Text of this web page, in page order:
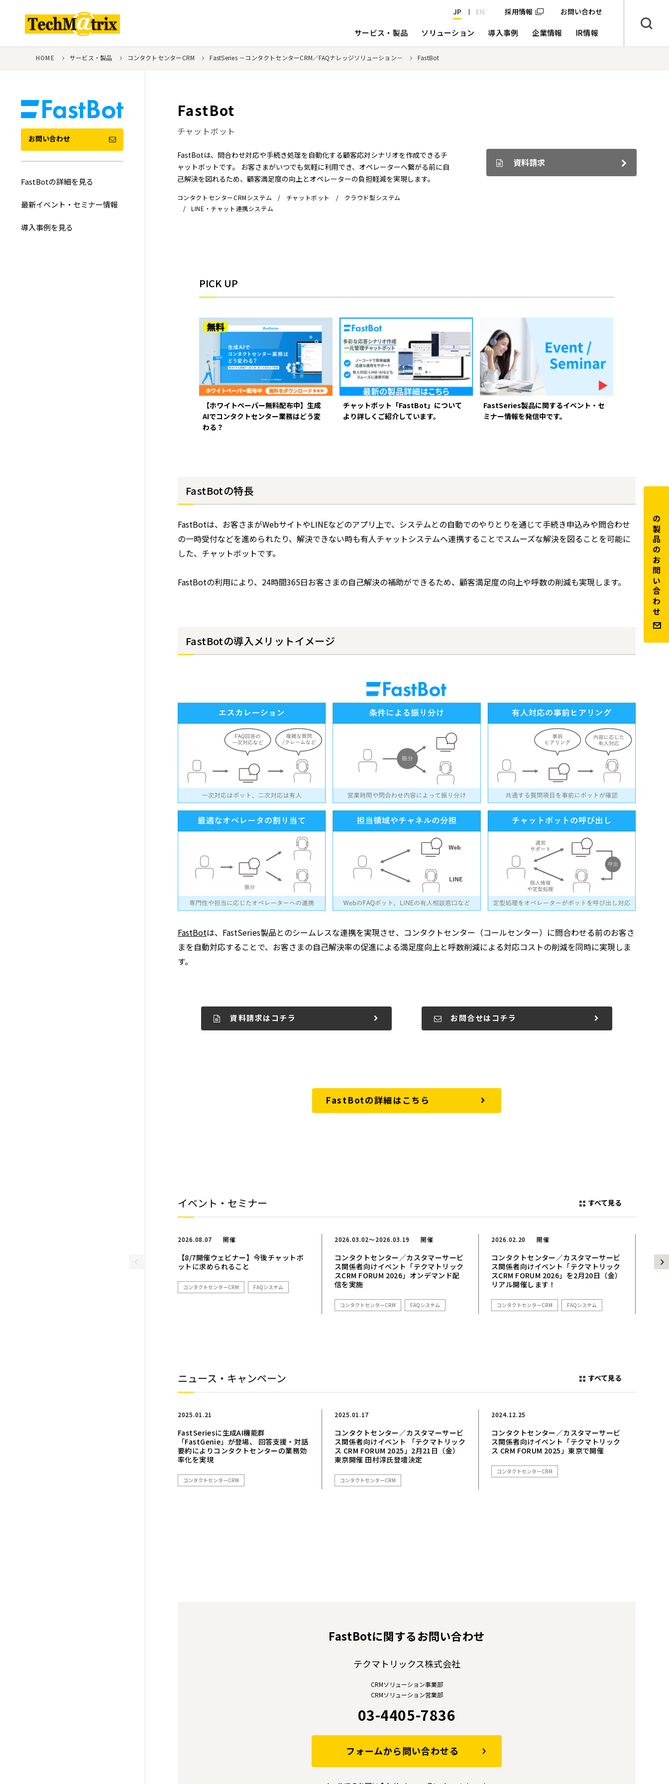
お問い合わせ
JP EN 採用情報
サービス・製品 ソリューション 導入事例 企業情報 IR情報
HOME サービス・製品 コンタクトセンターCRM FastSeries －コンタクトセンターCRM／FAQナレッジソリューション－ FastBot
お問い合わせ
FastBotの詳細を見る
最新イベント・セミナー情報
導入事例を見る
FastBot
チャットボット
FastBotは、問合わせ対応や手続き処理を自動化する顧客応対シナリオを作成できるチ
ャットボットです。 お客さまがいつでも気軽に利用でき、オペレーターへ繋がる前に自
己解決を図れるため、顧客満足度の向上とオペレーターの負担軽減を実現します。
コンタクトセンターCRMシステム チャットボット
クラウド型システム
LINE・チャット連携システム
この製品のお問い合わせ
資料請求
PICK UP
【ホワイトペーパー無料配布中】生成
AIでコンタクトセンター業務はどう変
わる？
チャットボット「FastBot」について
より詳しくご紹介しています。
FastSeries製品に関するイベント・セ
ミナー情報を発信中です。
FastBotの特長
FastBotは、お客さまがWebサイトやLINEなどのアプリ上で、システムとの自動でのやりとりを通じて手続き申込みや問合わせ
の一時受付などを進められたり、解決できない時も有人チャットシステムへ連携することでスムーズな解決を図ることを可能に
した、チャットボットです。
FastBotの利用により、24時間365日お客さまの自己解決の補助ができるため、顧客満足度の向上や呼数の削減も実現します。
FastBotの導入メリットイメージ
FastBotは、FastSeries製品とのシームレスな連携を実現させ、コンタクトセンター（コールセンター）に問合わせる前のお客さ
まを自動対応することで、お客さまの自己解決率の促進による満足度向上と呼数削減による対応コストの削減を同時に実現しま
す。
資料請求はコチラ お問合せはコチラ
FastBotの詳細はこちら
イベント・セミナー
2026.08.07 開催
【8/7開催ウェビナー】今後チャットボ
ットに求められること
コンタクトセンターCRM FAQシステム
2026.03.02～2026.03.19 開催
コンタクトセンター／カスタマーサービ
ス関係者向けイベント「テクマトリック
スCRM FORUM 2026」オンデマンド配
信を実施
コンタクトセンターCRM FAQシステム
2026.02.20 開催
コンタクトセンター／カスタマーサービ
ス関係者向けイベント「テクマトリック
スCRM FORUM 2026」を2月20日（金）
リアル開催します！
コンタクトセンターCRM FAQシステム
【5/
ー/
すべて見る
ニュース・キャンペーン
2025.01.21
FastSeriesに生成AI機能群
「FastGenie」が登場、 回答支援・対話
要約によりコンタクトセンターの業務効
率化を実現
コンタクトセンターCRM
2025.01.17
コンタクトセンター／カスタマーサービ
ス関係者向けイベント 「テクマトリック
ス CRM FORUM 2025」2月21日（金）
東京開催 田村淳氏登壇決定
コンタクトセンターCRM
2024.12.25
コンタクトセンター／カスタマーサービ
ス関係者向けイベント「テクマトリック
ス CRM FORUM 2025」東京で開催
コンタクトセンターCRM
すべて見る
FastBotに関するお問い合わせ
テクマトリックス株式会社
CRMソリューション事業部
CRMソリューション営業部
03-4405-7836
フォームから問い合わせる